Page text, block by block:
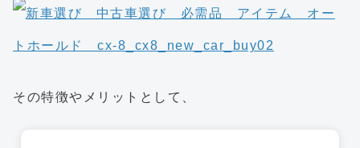
その特徴やメリットとして、